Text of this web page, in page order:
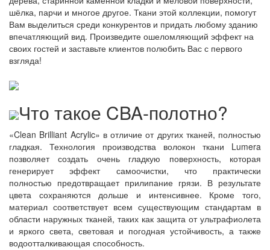
шёлка, парчи и многое другое. Ткани этой коллекции, помогут
Вам выделиться среди конкурентов и придать любому зданию
впечатляющий вид. Произведите ошеломляющий эффект на
своих гостей и заставьте клиентов полюбить Вас с первого
взгляда!
Что такое CBA-полотно?
«Clean Brilliant Acrylic» в отличие от других тканей, полностью
гладкая. Технология производства волокон ткани Lumera
позволяет создать очень гладкую поверхность, которая
генерирует эффект самоочистки, что практически
полностью предотвращает прилипание грязи. В результате
цвета сохраняются дольше и интенсивнее. Кроме того,
материал соответствует всем существующим стандартам в
области наружных тканей, таких как защита от ультрафиолета
и яркого света, световая и погодная устойчивость, а также
водоотталкивающая способность.